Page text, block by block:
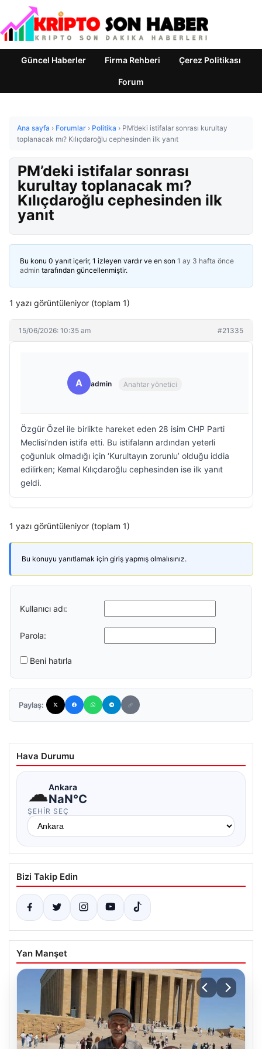
Güncel Haberler Firma Rehberi Çerez Politikası
Forum
Ana sayfa › Forumlar › Politika › PM’deki istifalar sonrası kurultay
toplanacak mı? Kılıçdaroğlu cephesinden ilk yanıt
PM’deki istifalar sonrası
kurultay toplanacak mı?
Kılıçdaroğlu cephesinden ilk
yanıt
Bu konu 0 yanıt içerir, 1 izleyen vardır ve en son 1 ay 3 hafta önce
admin tarafından güncellenmiştir.
1 yazı görüntüleniyor (toplam 1)
15/06/2026: 10:35 am #21335
A admin Anahtar yönetici
Özgür Özel ile birlikte hareket eden 28 isim CHP Parti
Meclisi’nden istifa etti. Bu istifaların ardından yeterli
çoğunluk olmadığı için ‘Kurultayın zorunlu’ olduğu iddia
edilirken; Kemal Kılıçdaroğlu cephesinden ise ilk yanıt
geldi.
1 yazı görüntüleniyor (toplam 1)
Bu konuyu yanıtlamak için giriş yapmış olmalısınız.
Kullanıcı adı:
Parola:
Beni hatırla
Paylaş:
Hava Durumu
☁Ankara
NaN°C
ŞEHIR SEÇ
Bizi Takip Edin
Yan Manşet